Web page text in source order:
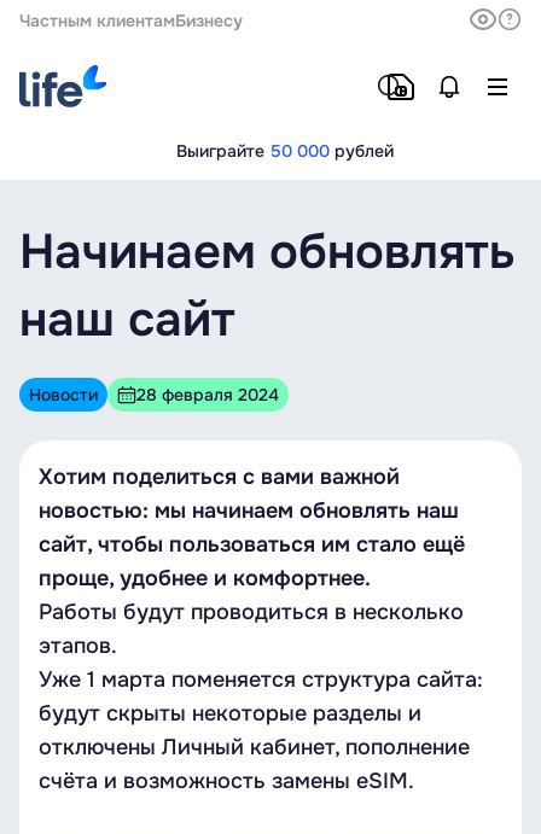
Частным клиентамБизнесу
Выиграйте 50 000 рублей
Начинаем обновлять
наш сайт
Новости 28 февраля 2024
Хотим поделиться с вами важной
новостью: мы начинаем обновлять наш
сайт, чтобы пользоваться им стало ещё
проще, удобнее и комфортнее.
Работы будут проводиться в несколько
этапов.
Уже 1 марта поменяется структура сайта:
будут скрыты некоторые разделы и
отключены Личный кабинет, пополнение
счёта и возможность замены eSIM.